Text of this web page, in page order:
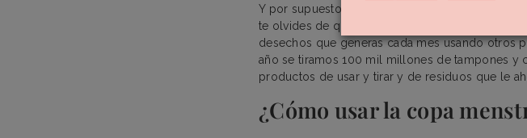
Y por supuesto, además de mirarte el ombligo
te olvides de que es
desechos que generas cada mes usando otros
año se tiramos 100 mil millones de tampones y
productos de usar y tirar y de residuos que le
¿Cómo usar la copa